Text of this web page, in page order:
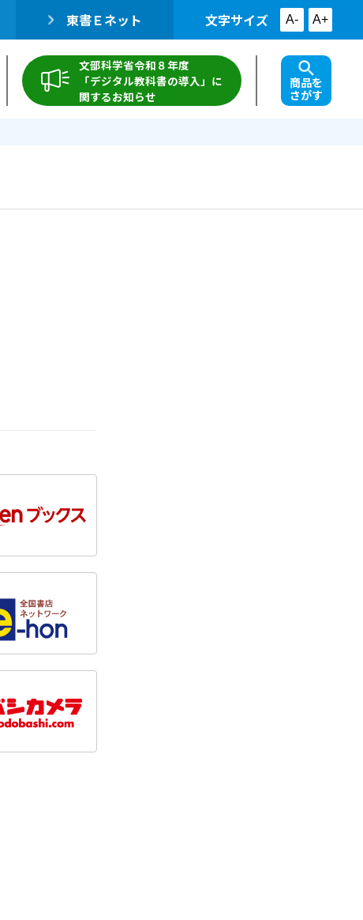
東書Ｅネット 文字サイズ A- A+
文部科学省令和８年度
「デジタル教科書の導入」に
関するお知らせ
商品を
さがす